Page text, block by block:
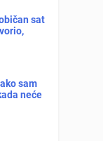
sat
sam
neće